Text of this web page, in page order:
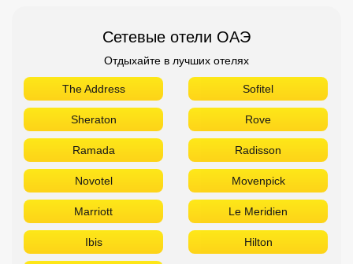
Сетевые отели ОАЭ
Отдыхайте в лучших отелях
The Address Sofitel
Sheraton Rove
Ramada Radisson
Novotel Movenpick
Marriott Le Meridien
Ibis Hilton